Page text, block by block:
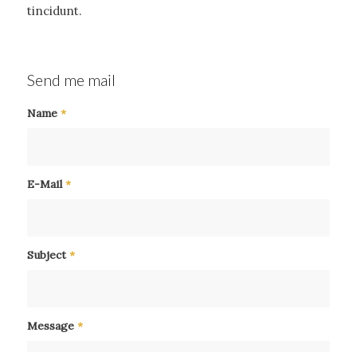
tincidunt.
Send me mail
Name *
E-Mail *
Subject*
Message *